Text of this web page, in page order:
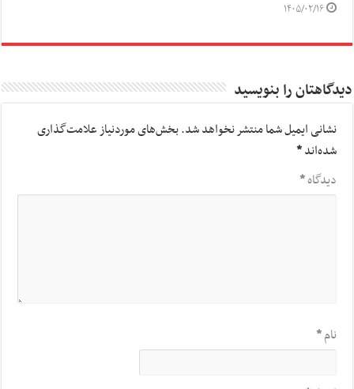
۱۴۰۵/۰۲/۱۶
دیدگاهتان را بنویسید
نشانی ایمیل شما منتشر نخواهد شد.بخش‌های موردنیاز علامت‌گذاری
شده‌اند*
دیدگاه*
نام*